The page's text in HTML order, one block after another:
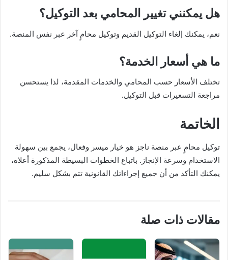
هل يمكنني تغيير المحامي بعد التوكيل؟
نعم، يمكنك إلغاء التوكيل القديم وتوكيل محامٍ آخر عبر نفس المنصة.
ما هي أسعار الخدمة؟
تختلف الأسعار حسب المحامي والخدمات المقدمة، لذا يستحسن
مراجعة التسعيرات قبل التوكيل.
الخاتمة
توكيل محامٍ عبر منصة ناجز هو خيار ميسر وفعال، يجمع بين سهولة
الاستخدام وسرعة الإنجاز. باتباع الخطوات البسيطة المذكورة أعلاه،
يمكنك التأكد من أن جميع إجراءاتك القانونية تتم بشكل سليم.
مقالات ذات صلة